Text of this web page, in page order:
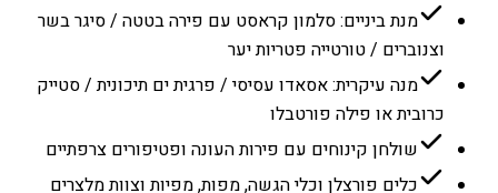
מנת ביניים: סלמון קראסט עם פירה בטטה / סיגר בשר
וצנוברים / טורטייה פטריות יער
מנה עיקרית: אסאדו עסיסי / פרגית ים תיכונית / סטייק
כרובית או פילה פורטבלו
שולחן קינוחים עם פירות העונה ופטיפורים צרפתיים
כלים פורצלן וכלי הגשה, מפות, מפיות וצוות מלצרים